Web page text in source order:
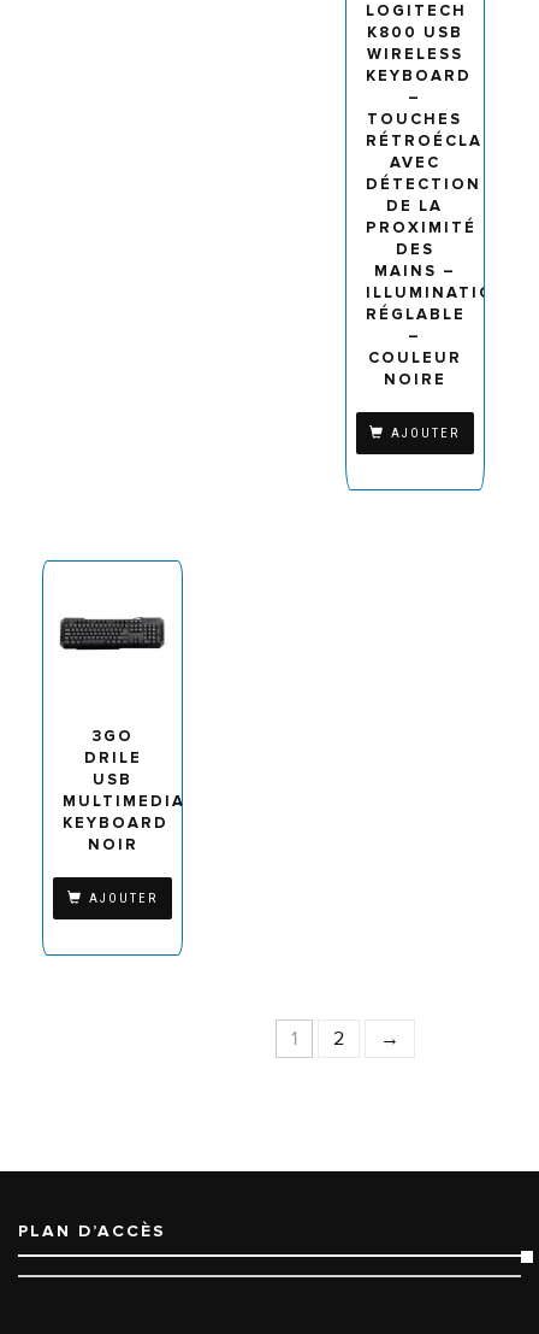
LOGITECH
K800 USB
WIRELESS
KEYBOARD
–
TOUCHES
RÉTROÉCLAIRÉES
AVEC
DÉTECTION
DE LA
PROXIMITÉ
DES
MAINS –
ILLUMINATION
RÉGLABLE
–
COULEUR
NOIRE
AJOUTER
3GO
DRILE
USB
MULTIMEDIA
KEYBOARD
NOIR
AJOUTER
1 2 →
PLAN D’ACCÈS